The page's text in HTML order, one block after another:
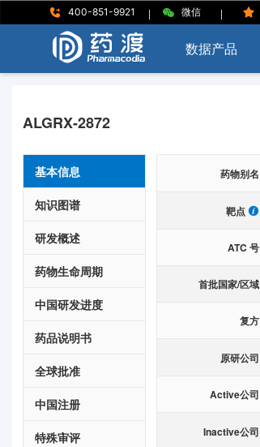
400-851-9921 | 微信 |
数据产品
ALGRX-2872
基本信息
知识图谱
研发概述
药物生命周期
中国研发进度
药品说明书
全球批准
中国注册
特殊审评
药物别名
靶点
ATC 号
首批国家/区域
复方
原研公司
Active公司
Inactive公司